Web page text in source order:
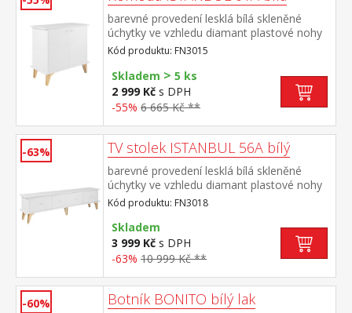
barevné provedení lesklá bílá skleněné
úchytky ve vzhledu diamant plastové nohy
ve zlaté barvě, výška nohy 19 cm 2 dvířka,
vnitřní prostor dělený na 4 části maximální
doporučené zatížení 30 kg
Kód produktu: FN3015
Skladem > 5 ks
2 999 Kč s DPH
-55% 6 665 Kč **
-63% TV stolek ISTANBUL 56A bílý
barevné provedení lesklá bílá skleněné
úchytky ve vzhledu diamant plastové nohy
ve zlaté barvě, výška nohy 19 cm 3
výklopná dvířka, maximální doporučené
zatížení 30 kg
Kód produktu: FN3018
Skladem
3 999 Kč s DPH
-63% 10 999 Kč **
-60% Botník BONITO bílý lak